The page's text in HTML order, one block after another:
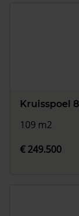
Kruisspoel
109 m2
€ 249.500